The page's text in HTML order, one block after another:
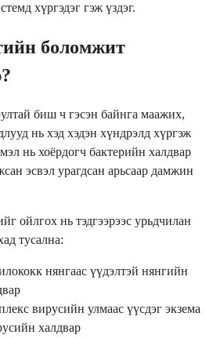
хүргэдэг гэж үздэг.
боломжит
биш ч гэсэн байнга маажих,
нь хэд хэдэн хүндрэлд хүргэж
нь хоёрдогч бактерийн халдвар
эсвэл урагдсан арьсаар дамжин
ойлгох нь тэдгээрээс урьдчилан
тусална:
нянгаас үүдэлтэй нянгийн
вирусийн улмаас үүсдэг экзема
халдвар